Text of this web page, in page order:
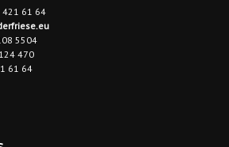
421 61 64
5504
470
61 64